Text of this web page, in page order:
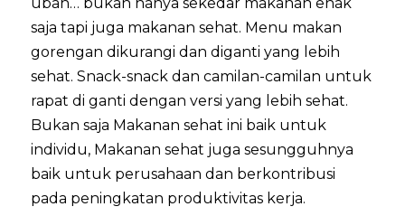
saja tapi juga makanan sehat. Menu makan
gorengan dikurangi dan diganti yang lebih
sehat. Snack-snack dan camilan-camilan untuk
rapat di ganti dengan versi yang lebih sehat.
Bukan saja Makanan sehat ini baik untuk
individu, Makanan sehat juga sesungguhnya
baik untuk perusahaan dan berkontribusi
pada peningkatan produktivitas kerja.